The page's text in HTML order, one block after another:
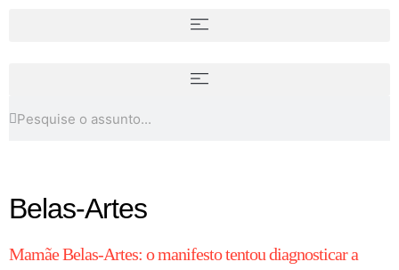
é legítima? Entenda os critérios
de autenticação no mercado de
arte
Quem foi a artista Catharina van
Hemessen
Belas-Artes
CURADORIA E CRÍTICA DE ARTE
Mamãe Belas-Artes: o manifesto tentou diagnosticar a